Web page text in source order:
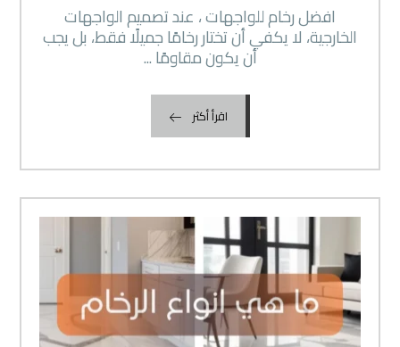
افضل رخام للواجهات ، عند تصميم الواجهات
الخارجية، لا يكفي أن تختار رخامًا جميلًا فقط، بل يجب
أن يكون مقاومًا ...
اقرأ أكثر